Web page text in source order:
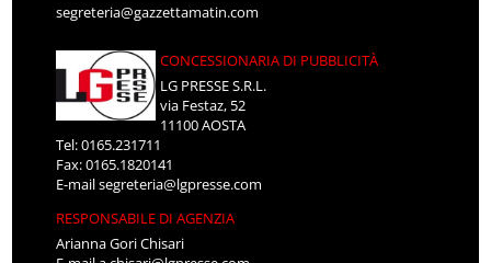
segreteria@gazzettamatin.com
CONCESSIONARIA DI PUBBLICITÀ
LG PRESSE S.R.L.
via Festaz, 52
11100 AOSTA
Tel: 0165.231711
Fax: 0165.1820141
E-mailsegreteria@lgpresse.com
RESPONSABILE DI AGENZIA
Arianna Gori Chisari